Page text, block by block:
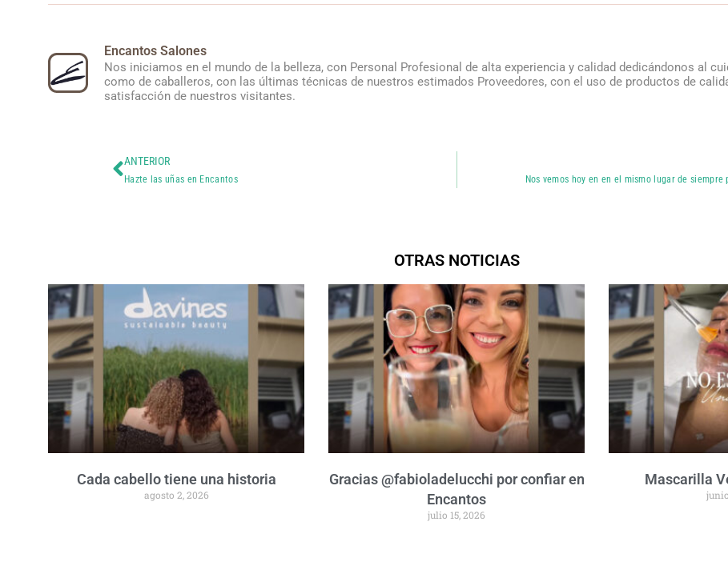
Encantos Salones
Nos iniciamos en el mundo de la belleza, con Personal Profesional de alta experiencia y calidad dedicándonos al
como de caballeros, con las últimas técnicas de nuestros estimados Proveedores, con el uso de productos de
satisfacción de nuestros visitantes.
ANTERIOR
Hazte las uñas en Encantos Nos vemos hoy en en el mismo lugar de
OTRAS NOTICIAS
Cada cabello tiene una historia
agosto 2, 2026
Gracias @fabioladelucchi por confiar en
Encantos
julio 15, 2026
Mascarilla